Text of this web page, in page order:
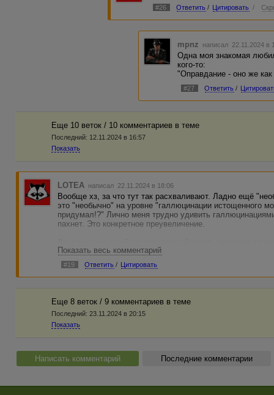
#26 Ответить / Цитировать /
mpnz написал 22.11.2024
Одна моя знакомая
кого-то:
"Оправдание - оно же
#27 Ответить /
Еще 10 веток / 10 комментариев в темe
Последний: 12.11.2024 в 16:57
Показать
LOTEA написал 22.11.2024 в 18:06
Вообще хз, за что тут так расхваливают. Ладно ещё
это "необычно" на уровне "галлюцинации истощенного
придумал!?" Лично меня трудно удивить
пахнет. Это конкретное преувеличение.
слишком просто, медицинские термины, тролли, мозги,
сторону, потом - в другую. Вот, подобная мешанина и
"«Ой, это же меня зовут отвечать, а там же еще что-то
//Плохой синоним.
"на второй вопрос студентка выпускного курса решила
//Это ещё хуже.
// Прям совсем кривенько.
Показать весь комментарий
#19 Ответить / Цитировать
Еще 8 веток / 9 комментариев в темe
Последний: 23.11.2024 в 20:15
Показать
Написать комментарий Последние комментарии